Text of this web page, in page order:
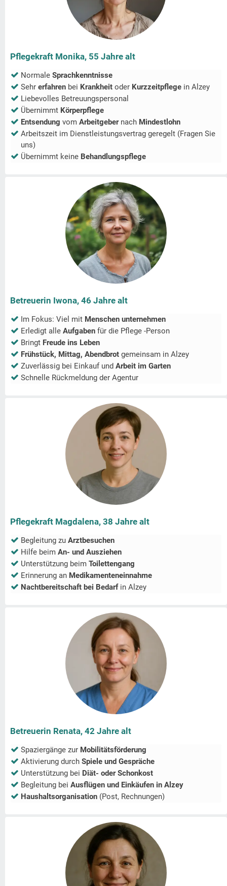
Pflegekraft Monika, 55 Jahre alt
Normale Sprachkenntnisse
Sehr erfahren bei Krankheit oder Kurzzeitpflege in Alzey
Liebevolles Betreuungspersonal
Übernimmt Körperpflege
Entsendung vom Arbeitgeber nach Mindestlohn
Arbeitszeit im Dienstleistungsvertrag geregelt (Fragen Sie
uns)
Übernimmt keine Behandlungspflege
Betreuerin Iwona, 46 Jahre alt
Im Fokus: Viel mit Menschen unternehmen
Erledigt alle Aufgaben für die Pflege -Person
Bringt Freude ins Leben
Frühstück, Mittag, Abendbrot gemeinsam in Alzey
Zuverlässig bei Einkauf und Arbeit im Garten
Schnelle Rückmeldung der Agentur
Pflegekraft Magdalena, 38 Jahre alt
Begleitung zu Arztbesuchen
Hilfe beim An- und Ausziehen
Unterstützung beim Toilettengang
Erinnerung an Medikamenteneinnahme
Nachtbereitschaft bei Bedarfin Alzey
Betreuerin Renata, 42 Jahre alt
Spaziergänge zur Mobilitätsförderung
Aktivierung durch Spiele und Gespräche
Unterstützung bei Diät- oder Schonkost
Begleitung bei Ausflügen und Einkäufen in Alzey
Haushaltsorganisation (Post, Rechnungen)